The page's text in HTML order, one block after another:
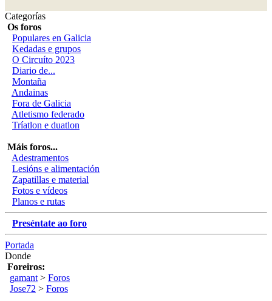
Categorías
Os foros
Populares en Galicia
Kedadas e grupos
O Circuíto 2023
Diario de...
Montaña
Andainas
Fora de Galicia
Atletismo federado
Tríatlon e duatlon
Máis foros...
Adestramentos
Lesións e alimentación
Zapatillas e material
Fotos e vídeos
Planos e rutas
Preséntate ao foro
Portada
Donde
Foreiros:
gamant > Foros
Jose72 > Foros